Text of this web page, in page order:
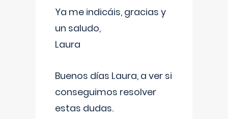
Ya me indicáis, gracias y
un saludo,
Laura
Buenos días Laura, a ver si
conseguimos resolver
estas dudas.